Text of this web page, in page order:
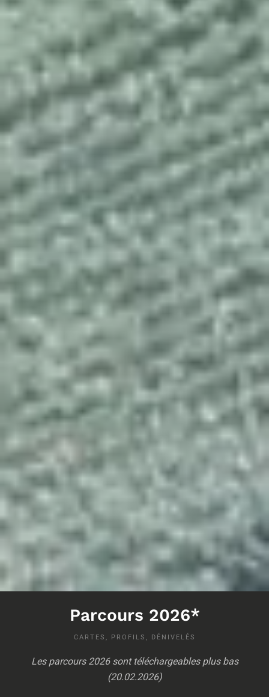
Parcours 2026*
CARTES, PROFILS, DÉNIVELÉS
Les parcours 2026 sont téléchargeables plus bas
(20.02.2026)